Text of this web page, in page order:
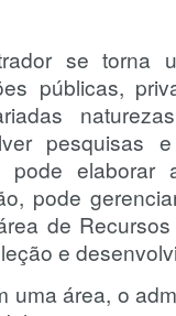
se torna
públicas,
pesquisas
pode
pode
de
e
uma área, o